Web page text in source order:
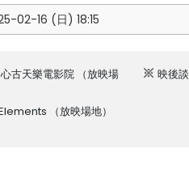
02-16 (日) 18:15
古天樂電影院 （放映場
Elements （放映場地）
映後談